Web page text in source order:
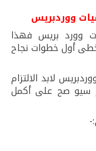
ووردبريس
وورد بريس فهذا
أول خطوات نجاح
لابد الالتزام
سيو صح على أكمل